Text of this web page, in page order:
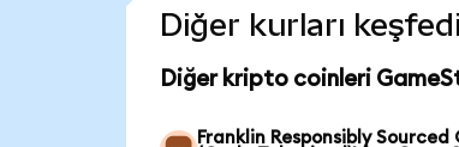
Diğer kurları
Diğer kripto coinleri
Franklin Responsibly Sourced